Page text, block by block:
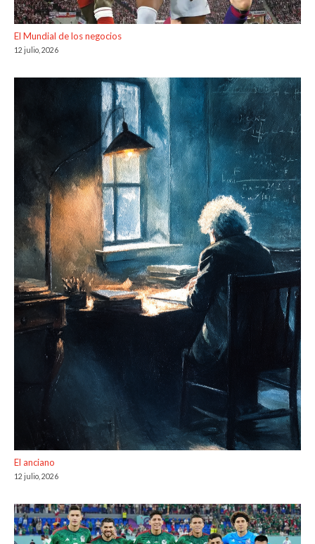
El Mundial de los negocios
12 julio, 2026
El anciano
12 julio, 2026